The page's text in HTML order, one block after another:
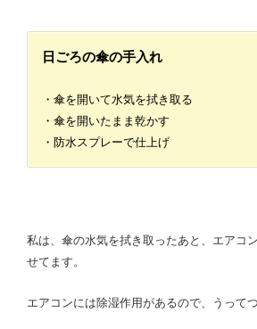
日ごろの傘の手入れ
・傘を開いて水気を拭き取る
・傘を開いたまま乾かす
・防水スプレーで仕上げ
私は、傘の水気を拭き取ったあと、エアコ
せてます。
エアコンには除湿作用があるので、うってつ